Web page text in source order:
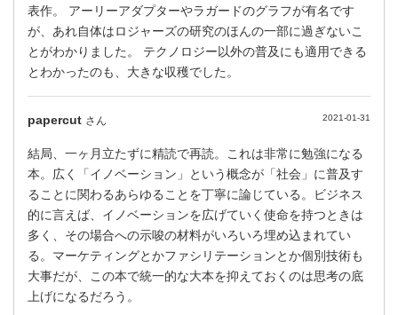
表作。 アーリーアダプターやラガードのグラフが有名です
が、あれ自体はロジャーズの研究のほんの一部に過ぎないこ
とがわかりました。 テクノロジー以外の普及にも適用できる
とわかったのも、大きな収穫でした。
papercut さん 2021-01-31
結局、一ヶ月立たずに精読で再読。これは非常に勉強になる
本。広く「イノベーション」という概念が「社会」に普及す
ることに関わるあらゆることを丁寧に論じている。ビジネス
的に言えば、イノベーションを広げていく使命を持つときは
多く、その場合への示唆の材料がいろいろ埋め込まれてい
る。マーケティングとかファシリテーションとか個別技術も
大事だが、この本で統一的な大本を抑えておくのは思考の底
上げになるだろう。